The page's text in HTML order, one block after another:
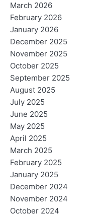
March 2026
February 2026
January 2026
December 2025
November 2025
October 2025
September 2025
August 2025
July 2025
June 2025
May 2025
April 2025
March 2025
February 2025
January 2025
December 2024
November 2024
October 2024